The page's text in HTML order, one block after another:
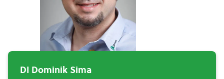
DI Dominik Sima